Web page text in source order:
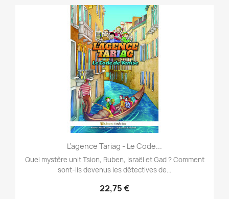
Aperçu rapide
L'agence Tariag - Le Code...
Quel mystère unit Tsion, Ruben, Israël et Gad ? Comment
sont-ils devenus les détectives de...
22,75 €